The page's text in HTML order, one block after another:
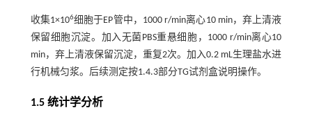
收集1×106细胞于EP管中，1000 r/min离心10 min，弃上清液
保留细胞沉淀。加入无菌PBS重悬细胞，1000 r/min离心10
min，弃上清液保留沉淀，重复2次。加入0.2 mL生理盐水进
行机械匀浆。后续测定按1.4.3部分TG试剂盒说明操作。
1.5 统计学分析